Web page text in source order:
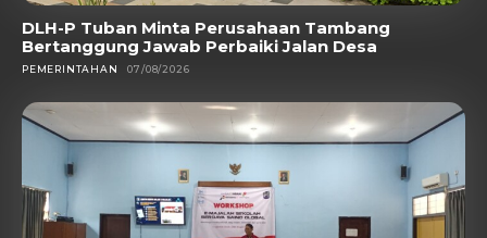
DLH-P Tuban Minta Perusahaan Tambang
Bertanggung Jawab Perbaiki Jalan Desa
PEMERINTAHAN 07/08/2026